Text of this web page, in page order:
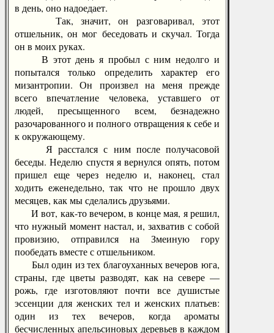
в день, оно надоедает.
Так, значит, он разговаривал, этот
отшельник, он мог беседовать и скучал. Тогда
он в моих руках.
В этот день я пробыл с ним недолго и
попытался только определить характер его
мизантропии. Он произвел на меня прежде
всего впечатление человека, уставшего от
людей, пресыщенного всем, безнадежно
разочарованного и полного отвращения к себе и
к окружающему.
Я расстался с ним после получасовой
беседы. Неделю спустя я вернулся опять, потом
пришел еще через неделю и, наконец, стал
ходить еженедельно, так что не прошло двух
месяцев, как мы сделались друзьями.
И вот, как-то вечером, в конце мая, я решил,
что нужный момент настал, и, захватив с собой
провизию, отправился на Змеиную гору
пообедать вместе с отшельником.
Был один из тех благоуханных вечеров юга,
страны, где цветы разводят, как на севере —
рожь, где изготовляют почти все душистые
эссенции для женских тел и женских платьев:
один из тех вечеров, когда ароматы
бесчисленных апельсиновых деревьев в каждом